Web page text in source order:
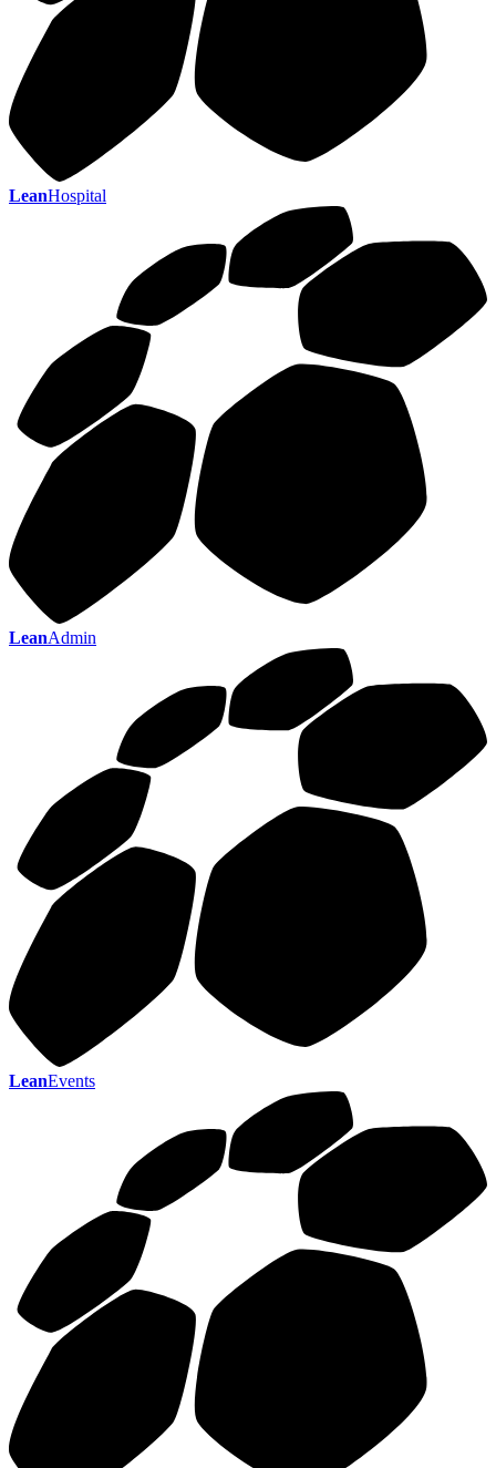
LeanHospital
LeanAdmin
LeanEvents